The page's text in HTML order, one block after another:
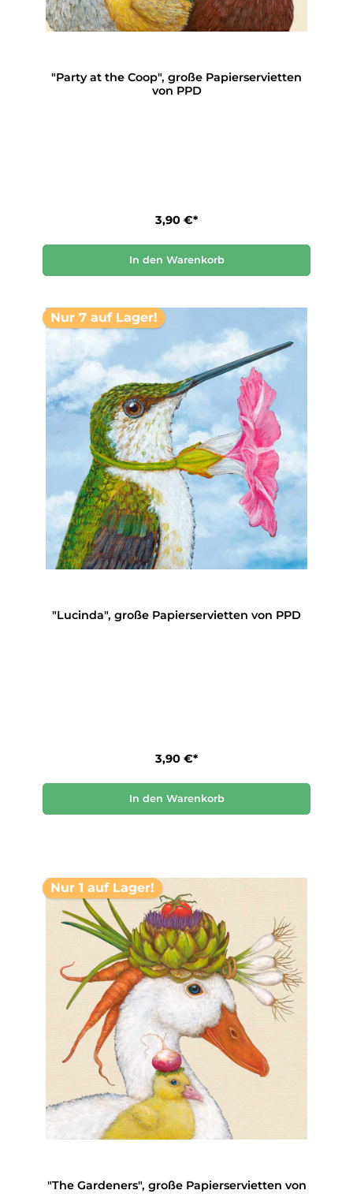
"Party at the Coop", große Papierservietten
von PPD
3,90 €*
In den Warenkorb
Nur 7 auf Lager!
"Lucinda", große Papierservietten von PPD
3,90 €*
In den Warenkorb
Nur 1 auf Lager!
"The Gardeners", große Papierservietten von